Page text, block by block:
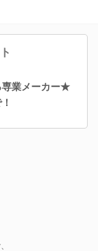
専業メーカー★